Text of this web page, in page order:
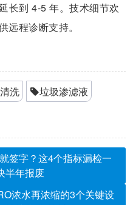
长到 4-5 年。技术细节欢
程诊断支持。
洗
垃圾渗滤液
签字？这4个指标漏检一
半年报废
浓水再浓缩的3个关键设